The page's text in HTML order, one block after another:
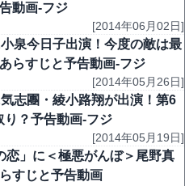
動画‐フジ
[2014年06月02日]
泉今日子出演！今度の敵は最
らすじと予告動画‐フジ
[2014年05月26日]
志團・綾小路翔が出演！第6
？予告動画‐フジ
[2014年05月19日]
恋」に＜極悪がんぼ＞尾野真
すじと予告動画